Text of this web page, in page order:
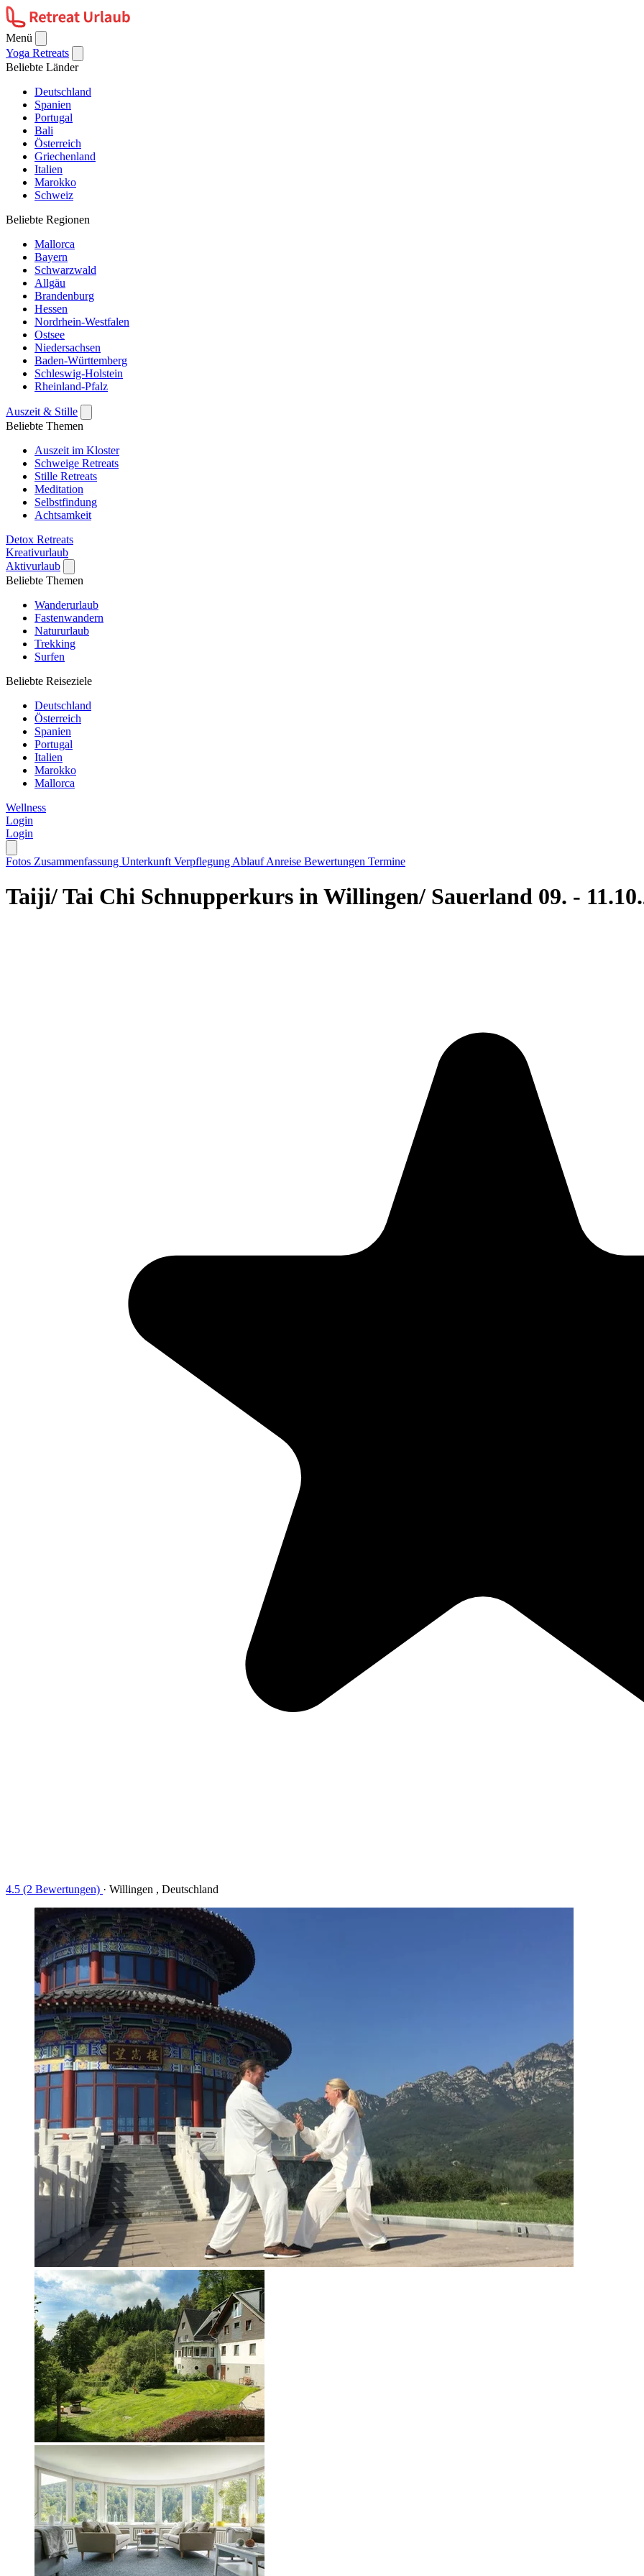
Menü
Yoga Retreats
Beliebte Länder
Deutschland
Spanien
Portugal
Bali
Österreich
Griechenland
Italien
Marokko
Schweiz
Beliebte Regionen
Mallorca
Bayern
Schwarzwald
Allgäu
Brandenburg
Hessen
Nordrhein-Westfalen
Ostsee
Niedersachsen
Baden-Württemberg
Schleswig-Holstein
Rheinland-Pfalz
Auszeit & Stille
Beliebte Themen
Auszeit im Kloster
Schweige Retreats
Stille Retreats
Meditation
Selbstfindung
Achtsamkeit
Detox Retreats
Kreativurlaub
Aktivurlaub
Beliebte Themen
Wanderurlaub
Fastenwandern
Natururlaub
Trekking
Surfen
Beliebte Reiseziele
Deutschland
Österreich
Spanien
Portugal
Italien
Marokko
Mallorca
Wellness
Login
Login
Fotos Zusammenfassung Unterkunft Verpflegung AblaufAnreise Bewertungen Termine
Taiji/ Tai Chi Schnupperkurs in Willingen/ Sauerland 09. -
4.5 (2 Bewertungen) · Willingen , Deutschland